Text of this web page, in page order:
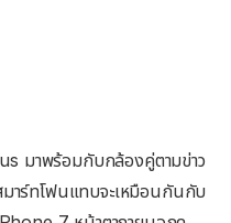
มาพร้อมกับกล้องคู่ตามข่าว
าร์ทโฟนแทบจะเหมือนกันกับ